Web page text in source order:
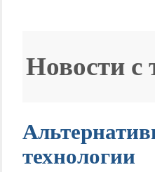
Новости с
технологии